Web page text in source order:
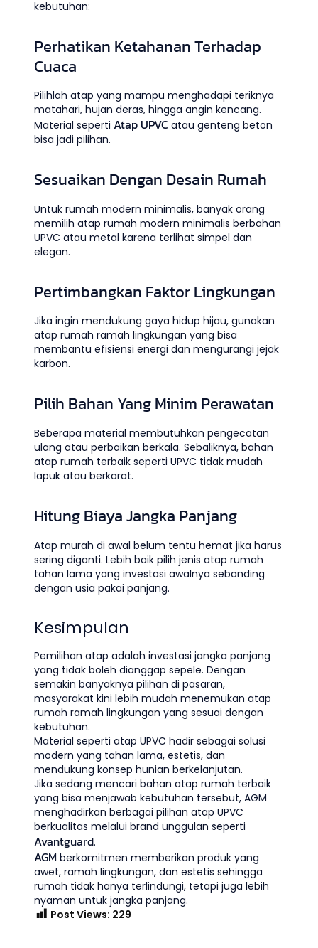
kebutuhan:
Perhatikan Ketahanan Terhadap
Cuaca
Pilihlah atap yang mampu menghadapi teriknya
matahari, hujan deras, hingga angin kencang.
Material seperti Atap UPVC atau genteng beton
bisa jadi pilihan.
Sesuaikan Dengan Desain Rumah
Untuk rumah modern minimalis, banyak orang
memilih atap rumah modern minimalis berbahan
UPVC atau metal karena terlihat simpel dan
elegan.
Pertimbangkan Faktor Lingkungan
Jika ingin mendukung gaya hidup hijau, gunakan
atap rumah ramah lingkungan yang bisa
membantu efisiensi energi dan mengurangi jejak
karbon.
Pilih Bahan Yang Minim Perawatan
Beberapa material membutuhkan pengecatan
ulang atau perbaikan berkala. Sebaliknya, bahan
atap rumah terbaik seperti UPVC tidak mudah
lapuk atau berkarat.
Hitung Biaya Jangka Panjang
Atap murah di awal belum tentu hemat jika harus
sering diganti. Lebih baik pilih jenis atap rumah
tahan lama yang investasi awalnya sebanding
dengan usia pakai panjang.
Kesimpulan
Pemilihan atap adalah investasi jangka panjang
yang tidak boleh dianggap sepele. Dengan
semakin banyaknya pilihan di pasaran,
masyarakat kini lebih mudah menemukan atap
rumah ramah lingkungan yang sesuai dengan
kebutuhan.
Material seperti atap UPVC hadir sebagai solusi
modern yang tahan lama, estetis, dan
mendukung konsep hunian berkelanjutan.
Jika sedang mencari bahan atap rumah terbaik
yang bisa menjawab kebutuhan tersebut, AGM
menghadirkan berbagai pilihan atap UPVC
berkualitas melalui brand unggulan seperti
Avantguard.
AGM berkomitmen memberikan produk yang
awet, ramah lingkungan, dan estetis sehingga
rumah tidak hanya terlindungi, tetapi juga lebih
nyaman untuk jangka panjang.
Post Views: 229